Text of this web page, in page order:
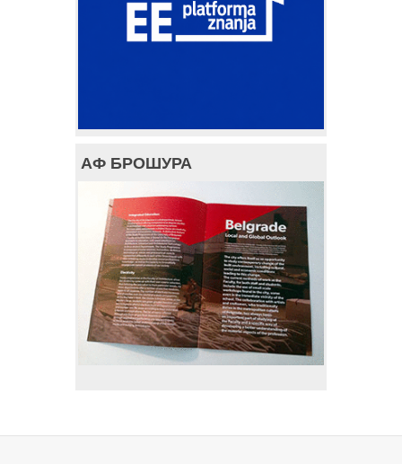
АФ БРОШУРА